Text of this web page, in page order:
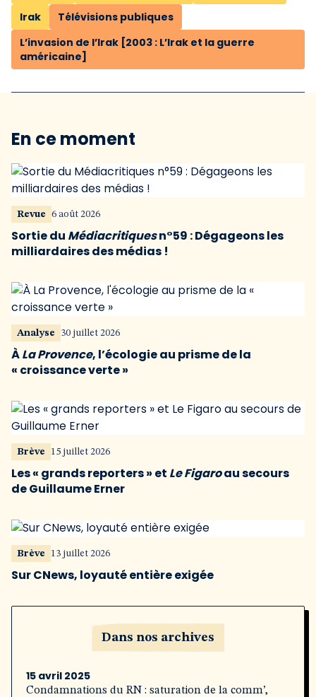
Irak
Télévisions publiques
L’invasion de l’Irak [2003 : L’Irak et la guerre
américaine]
En ce moment
Revue 6 août 2026
Sortie du Médiacritiquesn°59 : Dégageons les
milliardaires des médias !
Analyse 30 juillet 2026
ÀLa Provence, l’écologie au prisme de la
« croissance verte »
Brève 15 juillet 2026
Les « grands reporters » et Le Figaroau secours
de Guillaume Erner
Brève 13 juillet 2026
Sur CNews, loyauté entière exigée
Dans nos archives
15 avril 2025
Condamnations du RN : saturation de la comm’,